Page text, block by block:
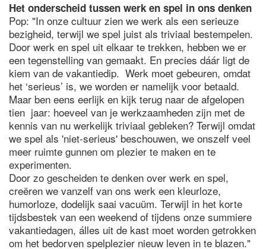
Het onderscheid tussen werk en spel in ons denken
Pop: "In onze cultuur zien we werk als een serieuze
bezigheid, terwijl we spel juist als triviaal bestempelen.
Door werk en spel uit elkaar te trekken, hebben we er
een tegenstelling van gemaakt. En precies dáár ligt de
kiem van de vakantiedip. Werk moet gebeuren, omdat
het ‘serieus’ is, we worden er namelijk voor betaald.
Maar ben eens eerlijk en kijk terug naar de afgelopen
tien jaar: hoeveel van je werkzaamheden zijn met de
kennis van nu werkelijk triviaal gebleken? Terwijl omdat
we spel als 'niet-serieus' beschouwen, we onszelf veel
meer ruimte gunnen om plezier te maken en te
experimenten.
Door zo gescheiden te denken over werk en spel,
creëren we vanzelf van ons werk een kleurloze,
humorloze, dodelijk saai vacuüm. Terwijl in het korte
tijdsbestek van een weekend of tijdens onze summiere
vakantiedagen, álles uit de kast moet worden getrokken
om het bedorven spelplezier nieuw leven in te blazen."